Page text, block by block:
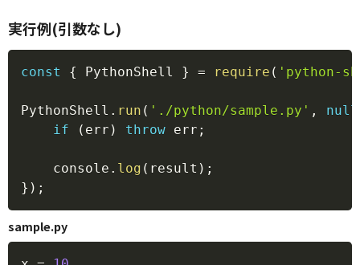
実行例(引数なし)
const { PythonShell } = require ( 'python-
PythonShell . run ( './python/sample.py' , null
if
( err ) throw err ;
    console
. log ( result ) ;
} ) ;
sample.py